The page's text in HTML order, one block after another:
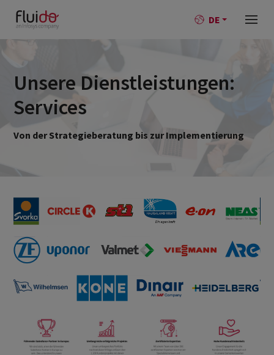
DE
Unsere Dienstleistungen:
Services
Von der Strategieberatung bis zur Implementierung